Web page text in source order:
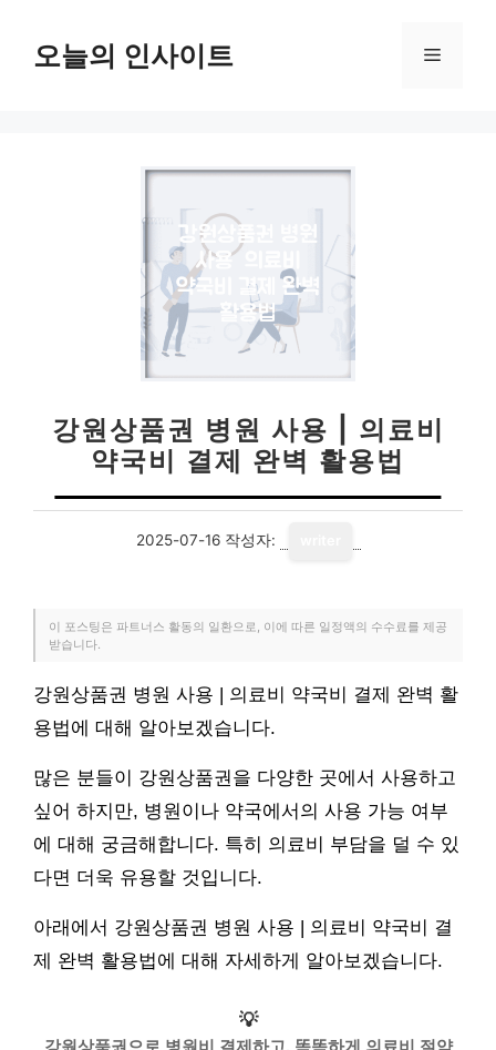
오늘의 인사이트 메
강원상품권 병원 사용 | 의료비
약국비 결제 완벽 활용법
2025-07-16 작성자:
이 포스팅은 파트너스 활동의 일환으로, 이에 따른 일정액의 수수료를 제공
받습니다.
강원상품권 병원 사용 | 의료비 약국비 결제 완벽 활
용법에 대해 알아보겠습니다.
많은 분들이 강원상품권을 다양한 곳에서 사용하고
싶어 하지만, 병원이나 약국에서의 사용 가능 여부
에 대해 궁금해합니다. 특히 의료비 부담을 덜 수 있
다면 더욱 유용할 것입니다.
아래에서 강원상품권 병원 사용 | 의료비 약국비 결
제 완벽 활용법에 대해 자세하게 알아보겠습니다.
💡
강원상품권으로 병원비 결제하고, 똑똑하게 의료비 절약